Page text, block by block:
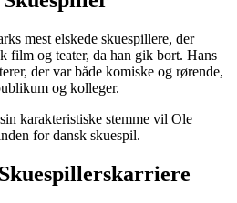
mest elskede skuespillere, der
film og teater, da han gik bort. Hans
der var både komiske og rørende,
og kolleger.
karakteristiske stemme vil Ole
for dansk skuespil.